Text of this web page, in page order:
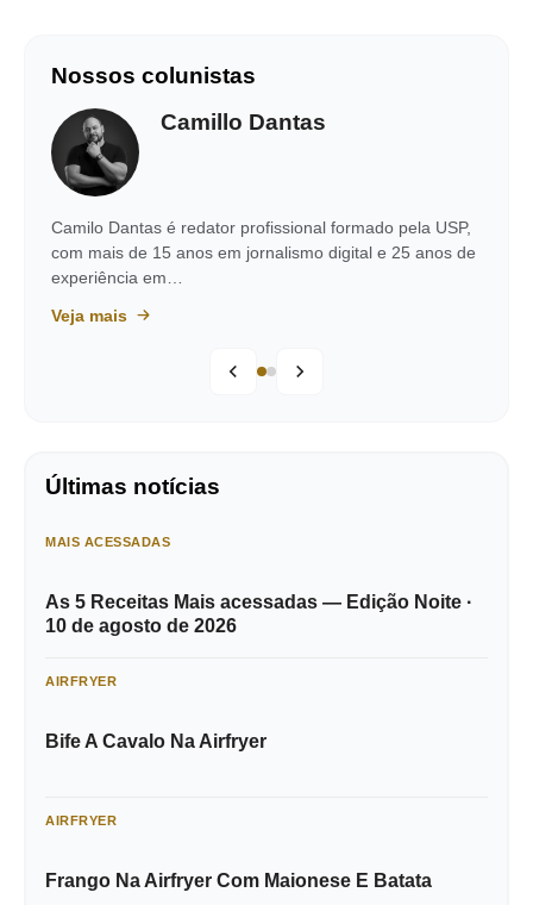
Nossos colunistas
Camillo Dantas
Camilo Dantas é redator profissional formado pela USP,
com mais de 15 anos em jornalismo digital e 25 anos de
experiência em…
Veja mais
Últimas notícias
MAIS ACESSADAS
As 5 Receitas Mais acessadas — Edição Noite ·
10 de agosto de 2026
AIRFRYER
Bife A Cavalo Na Airfryer
AIRFRYER
Frango Na Airfryer Com Maionese E Batata